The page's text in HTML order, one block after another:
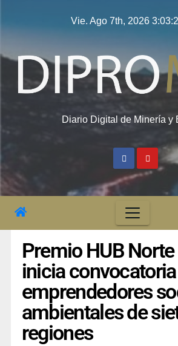
Vie. Ago 7th, 2026
Diario Digital de Minería y
Premio HUB
inicia
emprendedores
ambientales de
regiones